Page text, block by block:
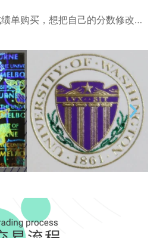
汉博学院成绩单购买，想把自己的分数修改的高一些。